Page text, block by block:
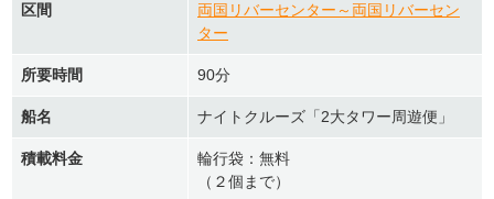
区間
両国リバーセンター～両国リバーセン
ター
所要時間 90分
船名 ナイトクルーズ「2大タワー周遊便」
積載料金
輪行袋：無料
（２個まで）